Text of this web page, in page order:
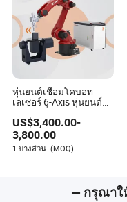
หุ่นยนต์เชื่อมโคบอท
เลเซอร์ 6-Axis หุ่นยนต์
แขนกลที่มีราคายอด
เยี่ยม
US$3,400.00-
3,800.00
1 บางส่วน (MOQ)
— กรุณาใ